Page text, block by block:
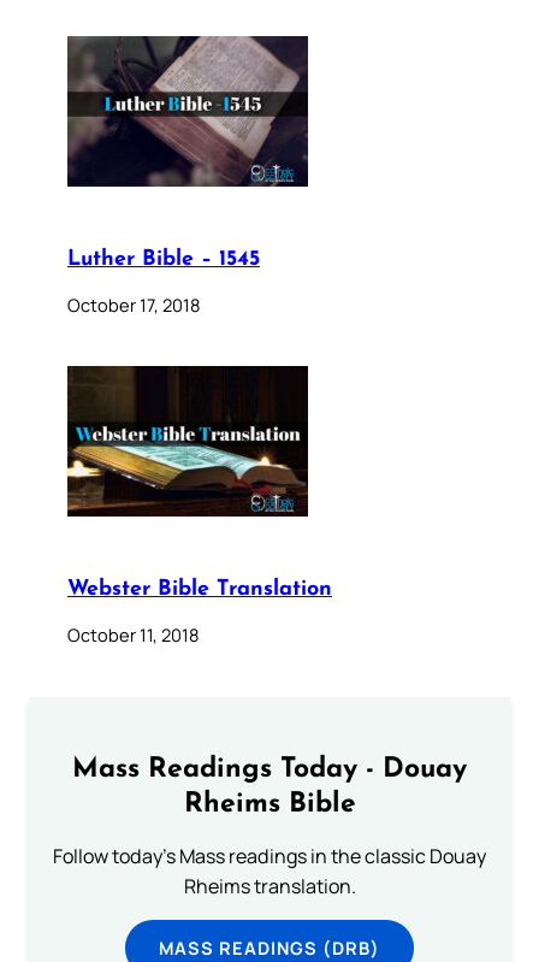
Luther Bible – 1545
October 17, 2018
Webster Bible Translation
October 11, 2018
Mass Readings Today - Douay
Rheims Bible
Follow today's Mass readings in the classic Douay
Rheims translation.
MASS READINGS (DRB)